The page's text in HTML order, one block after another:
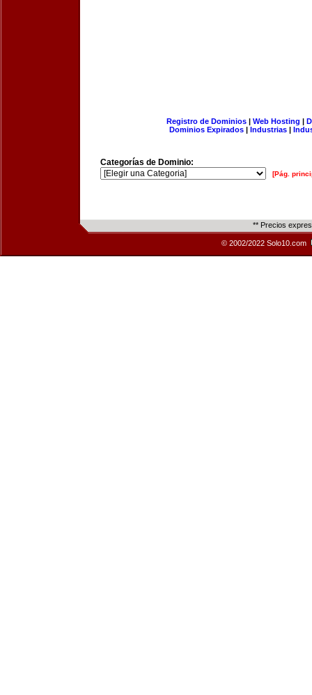
Registro de Dominios| Web Hosting |
Dominios Expirados | Industrias |
Categorías de Dominio:
[Pág.
** Precios
© 2002/2022 Solo10.com